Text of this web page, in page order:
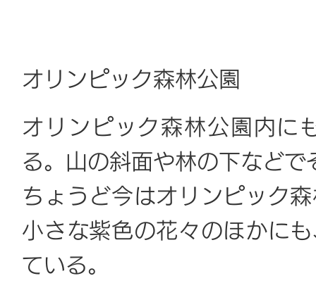
オリンピック森林公園
オリンピック森林公園内に
る。山の斜面や林の下など
ちょうど今はオリンピック
小さな紫色の花々のほかに
ている。